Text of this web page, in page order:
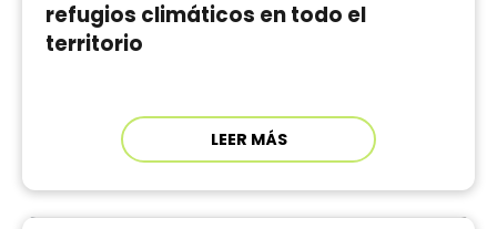
refugios climáticos en todo el
territorio
LEER MÁS